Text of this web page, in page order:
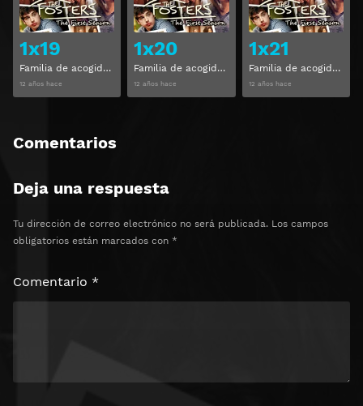
1x19
Familia de acogida Temporada 1 Capitulo 19
12 años hace
1x20
Familia de acogida Temporada 1 Capitulo 20
12 años hace
1x21
Familia de acogida Temporada 1 Capitulo 21
12 años hace
Comentarios
Deja una respuesta
Tu dirección de correo electrónico no será publicada. Los campos
obligatorios están marcados con *
Comentario *